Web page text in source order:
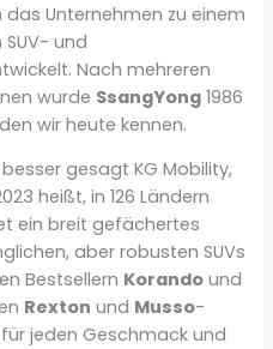
Unternehmen zu einem
und
Nach mehreren
wurde SsangYong 1986
wir heute kennen.
gesagt KG Mobility,
heißt, in 126 Ländern
ein breit gefächertes
aber robusten SUVs
Bestsellern Korando und
Rexton und Musso-
jeden Geschmack und